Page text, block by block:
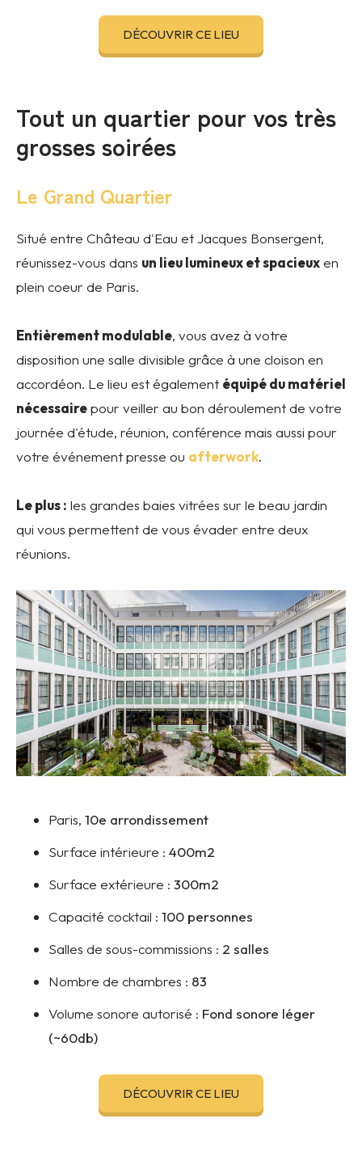
DÉCOUVRIR CE LIEU
Tout un quartier pour vos très
grosses soirées
Le Grand Quartier
Situé entre Château d'Eau et Jacques Bonsergent,
réunissez-vous dans un lieu lumineux et spacieuxen
plein coeur de Paris.
Entièrement modulable, vous avez à votre
disposition une salle divisible grâce à une cloison en
accordéon. Le lieu est également équipé du matériel
nécessairepour veiller au bon déroulement de votre
journée d'étude, réunion, conférence mais aussi pour
votre événement presse ou afterwork.
Le plus : les grandes baies vitrées sur le beau jardin
qui vous permettent de vous évader entre deux
réunions.
Paris, 10e arrondissement
Surface intérieure : 400m2
Surface extérieure : 300m2
Capacité cocktail : 100 personnes
Salles de sous-commissions : 2 salles
Nombre de chambres : 83
Volume sonore autorisé : Fond sonore léger
(~60db)
DÉCOUVRIR CE LIEU